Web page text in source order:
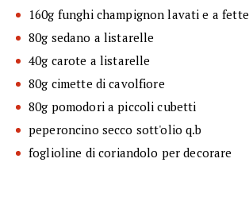
160g funghi champignon lavati e a fette
80g sedano a listarelle
40g carote a listarelle
80g cimette di cavolfiore
80g pomodori a piccoli cubetti
peperoncino secco sott'olio q.b
foglioline di coriandolo per decorare